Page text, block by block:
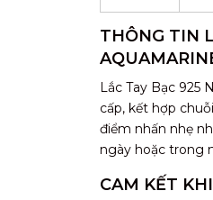
THÔNG TIN
Lắc Tay Bạc 925
cấp, kết hợp
điểm nhấn nhẹ
ngày hoặc trong
CAM KẾT